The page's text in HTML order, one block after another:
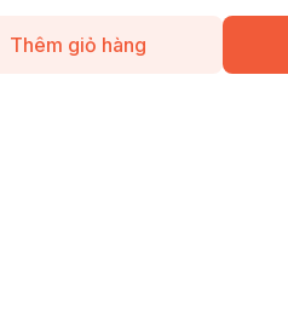
Thêm giỏ hàng